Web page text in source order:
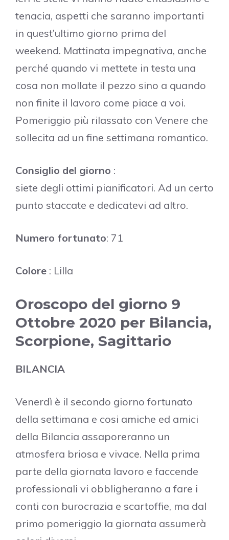
tenacia, aspetti che saranno importanti
in quest’ultimo giorno prima del
weekend. Mattinata impegnativa, anche
perché quando vi mettete in testa una
cosa non mollate il pezzo sino a quando
non finite il lavoro come piace a voi.
Pomeriggio più rilassato con Venere che
sollecita ad un fine settimana romantico.
Consiglio del giorno :
siete degli ottimi pianificatori. Ad un certo
punto staccate e dedicatevi ad altro.
Numero fortunato: 71
Colore : Lilla
Oroscopo del giorno 9
Ottobre 2020 per Bilancia,
Scorpione, Sagittario
BILANCIA
Venerdì è il secondo giorno fortunato
della settimana e cosi amiche ed amici
della Bilancia assaporeranno un
atmosfera briosa e vivace. Nella prima
parte della giornata lavoro e faccende
professionali vi obbligheranno a fare i
conti con burocrazia e scartoffie, ma dal
primo pomeriggio la giornata assumerà